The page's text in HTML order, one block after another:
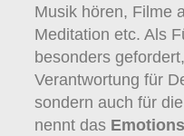
Musik hören, Filme
Meditation etc. Als
besonders
Verantwortung für
sondern auch für
nennt das